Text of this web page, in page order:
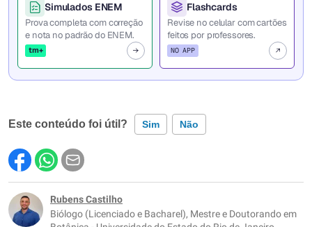
Simulados ENEM
Prova completa com correção
e nota no padrão do ENEM.
tm+
Flashcards
Revise no celular com cartões
feitos por professores.
NO APP
Este conteúdo foi útil? Sim Não
Este conteúdo contém informação incorreta
Este conteúdo não tem a informação que procuro
Rubens Castilho
Biólogo (Licenciado e Bacharel), Mestre e Doutorando em